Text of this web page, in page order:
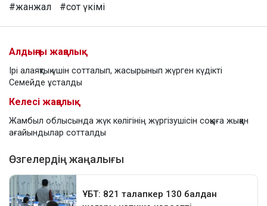
#жанжал
#сот үкімі
Алдыңғы жаңалық
Ірі алаяқтық үшін сотталып, жасырынып жүрген күдікті
Семейде ұсталды
Келесі жаңалық
Жамбыл облысында жүк көлігінің жүргізушісін соққыға жыққан
ағайындылар сотталды